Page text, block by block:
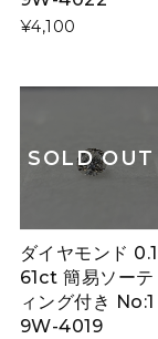
¥4,100
SOLD OUT
ダイヤモンド 0.1
61ct 簡易ソーテ
ィング付き No:1
9W-4019